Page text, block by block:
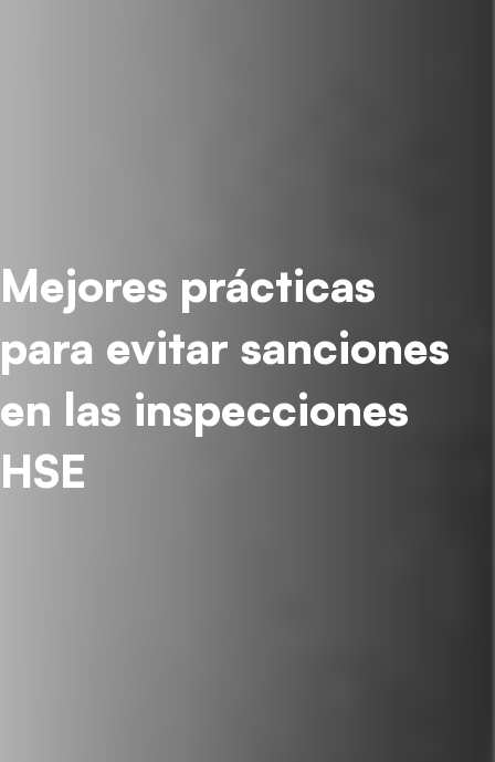
Mejores prácticas
para evitar sanciones
en las inspecciones
HSE